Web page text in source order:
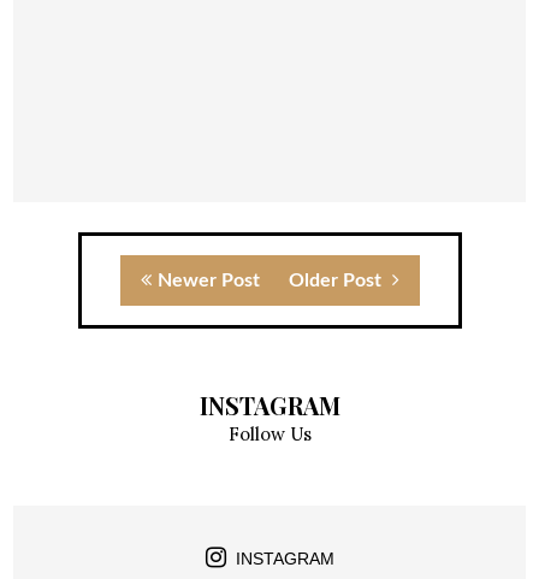
Newer Post Older Post
INSTAGRAM
Follow Us
INSTAGRAM